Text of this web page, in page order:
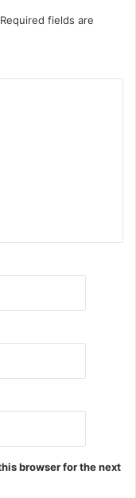
Required fields are
browser for the next